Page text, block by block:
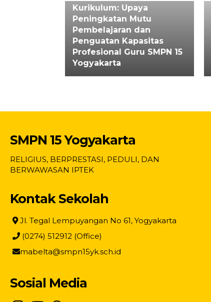
Kurikulum: Upaya
Peningkatan Mutu
Pembelajaran dan
Penguatan Kapasitas
Profesional Guru SMPN 15
Yogyakarta
SMPN 15 Yogyakarta
RELIGIUS, BERPRESTASI, PEDULI, DAN
BERWAWASAN IPTEK
Kontak Sekolah
Jl. Tegal Lempuyangan No 61, Yogyakarta
(0274) 512912 (Office)
mabelta@smpn15yk.sch.id
Sosial Media